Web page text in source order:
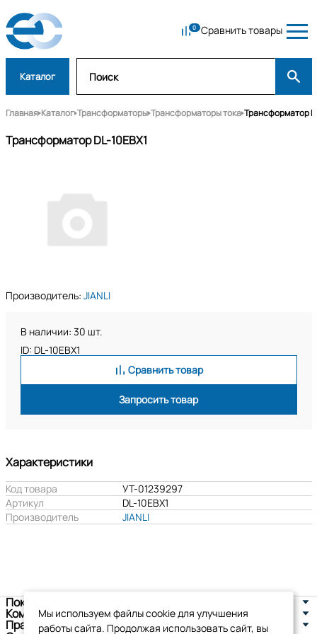
Сравнить товары
Каталог
Главная Каталог Трансформаторы Трансформаторы тока Трансформатор
Трансформатор DL-10EBX1
Производитель: JIANLI
В наличии: 30 шт.
ID: DL-10EBX1
Сравнить товар
Запросить товар
Характеристики
Код товара
УТ-01239297
Артикул
DL-10EBX1
Производитель
JIANLI
Покупателям
Компания
Правовая информация
Мы используем файлы cookie для улучшения
работы сайта. Продолжая использовать сайт, вы